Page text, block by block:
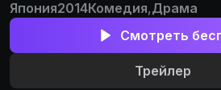
Япония2014Комедия,Драма
Смотреть
Трейлер